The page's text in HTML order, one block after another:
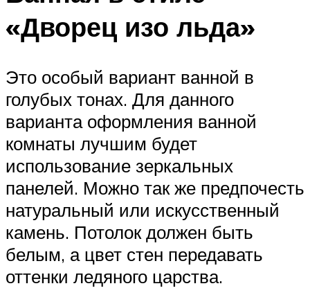
«Дворец изо льда»
Это особый вариант ванной в
голубых тонах. Для данного
варианта оформления ванной
комнаты лучшим будет
использование зеркальных
панелей. Можно так же предпочесть
натуральный или искусственный
камень. Потолок должен быть
белым, а цвет стен передавать
оттенки ледяного царства.